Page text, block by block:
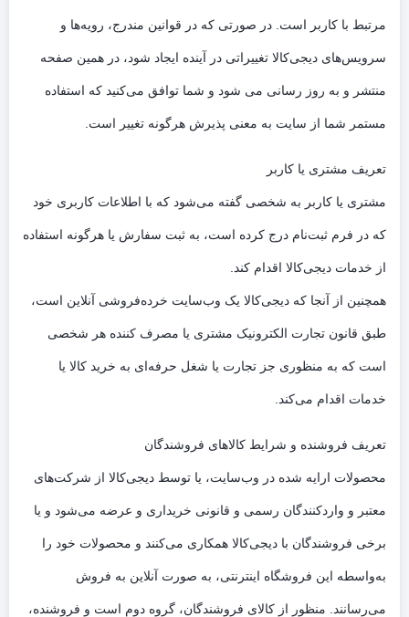
مرتبط با کاربر است. در صورتی که در قوانین مندرج، رویه‏‌ها و
سرویس‏‌های دیجی‌کالا تغییراتی در آینده ایجاد شود، در همین صفحه
منتشر و به روز رسانی می شود و شما توافق می‏‌کنید که استفاده
مستمر شما از سایت به معنی پذیرش هرگونه تغییر است.
تعریف مشتری یا کاربر
مشتری یا کاربر به شخصی گفته می‌شود که با اطلاعات کاربری خود
که در فرم ثبت‌نام درج کرده است، به ثبت سفارش یا هرگونه استفاده
از خدمات دیجی‌کالا اقدام کند.
همچنین از آنجا که دیجی‌کالا یک وب‌سایت خرده‌فروشی آنلاین است،
طبق قانون تجارت الکترونیک مشتری یا مصرف کننده هر شخصی
است که به منظوری جز تجارت یا شغل حرفه‌ای به خرید کالا یا
خدمات اقدام می‌کند.
تعریف فروشنده و شرایط کالاهای فروشندگان
محصولات ارایه شده در وب‌سایت، یا توسط دیجی‌کالا از شرکت‌های
معتبر و واردکنندگان رسمی و قانونی خریداری و عرضه می‌شود و یا
برخی فروشندگان با دیجی‌کالا همکاری می‌کنند و محصولات خود را
به‌واسطه این فروشگاه اینترنتی، به صورت آنلاین به فروش
می‌رسانند. منظور از کالای فروشندگان، گروه دوم است و فروشنده،